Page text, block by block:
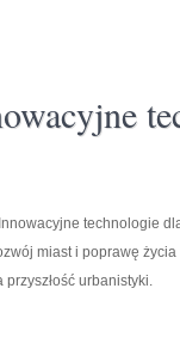
technologie
miast i poprawę
urbanistyki.